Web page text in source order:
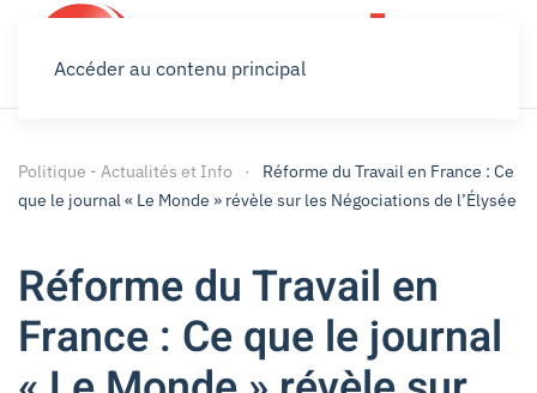
Accéder au contenu principal
Politique - Actualités et Info
Réforme du Travail en France : Ce
que le journal « Le Monde » révèle sur les Négociations de l’Élysée
Réforme du Travail en
France : Ce que le journal